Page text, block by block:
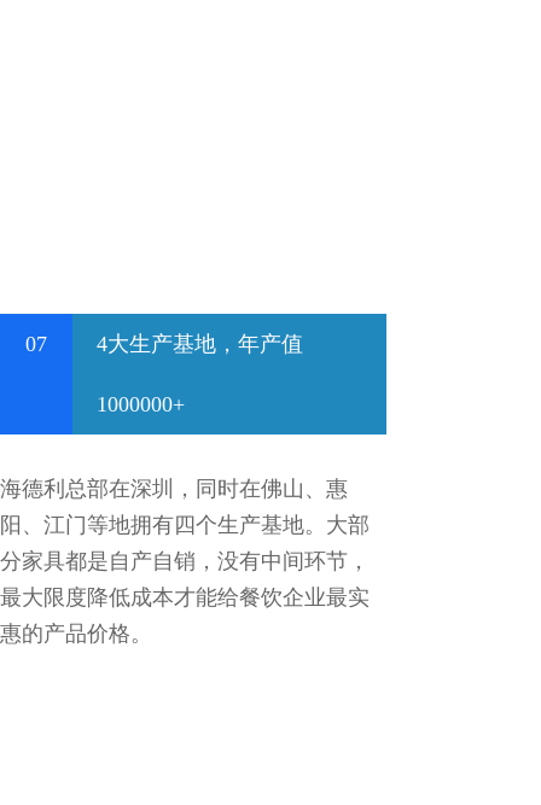
07 4大生产基地，年产值
1000000+
海德利总部在深圳，同时在佛山、惠
阳、江门等地拥有四个生产基地。大部
分家具都是自产自销，没有中间环节，
最大限度降低成本才能给餐饮企业最实
惠的产品价格。